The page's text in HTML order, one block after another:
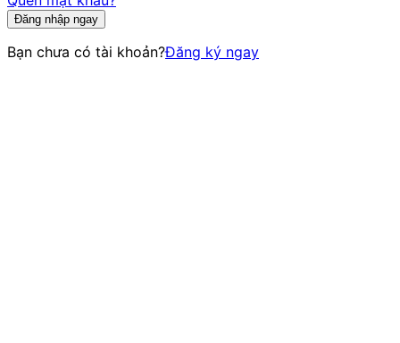
Đăng nhập ngay
Bạn chưa có tài khoản?Đăng ký ngay